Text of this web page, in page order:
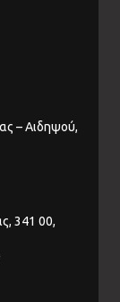
– Αιδηψού,
341 00,